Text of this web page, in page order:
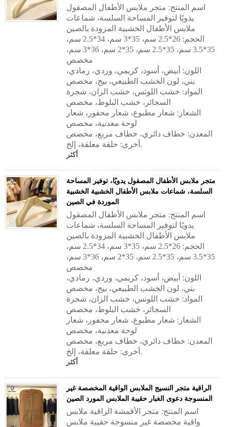
اسم المنتج: متجر ملابس الأطفال المصقول
يدويًا لتوفير المساحة السلسة، شماعات
ملابس الأطفال الخشبية المزودة بالصين
الحجم: 26*2.5 سم، 35*3 سم، 34*2.5 سم،
35*3.5 سم، 35*2.5 سم، 35*2 سم، 36*3 سم،
مخصص
اللون: أبيض، أسود، كريمي، وردي، رمادي،
بني، لون الخشب الطبيعي، بيج، مخصص
المواد: خشب اللوتس، خشب الزان، شجرة
السجائر، خشب البلوط، مخصص
الشعار: شعار مطبوع، شعار محفور، شعار
لوحة معدنية، مخصص
المعدن: خطاف دائري، خطاف مربع، مخصص
أخرى: حلقة معلقة، إلخ.
أكثر
متجر ملابس الأطفال المصقول يدويًا، توفير المساحة
السلسة، شماعات ملابس الأطفال الخشبية الخشبية
الموردة في الصين
اسم المنتج: متجر ملابس الأطفال المصقول
يدويًا لتوفير المساحة السلسة، شماعات
ملابس الأطفال الخشبية المزودة بالصين
الحجم: 26*2.5 سم، 35*3 سم، 34*2.5 سم،
35*3.5 سم، 35*2.5 سم، 35*2 سم، 36*3 سم،
مخصص
اللون: أبيض، أسود، كريمي، وردي، رمادي،
بني، لون الخشب الطبيعي، بيج، مخصص
المواد: خشب اللوتس، خشب الزان، شجرة
السجائر، خشب البلوط، مخصص
الشعار: شعار مطبوع، شعار محفور، شعار
لوحة معدنية، مخصص
المعدن: خطاف دائري، خطاف مربع، مخصص
أخرى: حلقة معلقة، إلخ.
أكثر
الراقية متجر النسيج الملابس الواقية المخصصة غير
المنسوجة دعوى الغبار حقيبة الملابس المورد الصين
اسم المنتج: متجر الأقمشة الراقية ملابس
واقية مخصصة غير منسوجة حقيبة ملابس